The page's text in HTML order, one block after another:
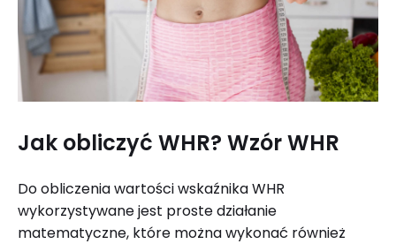
Jak obliczyć WHR? Wzór WHR
Do obliczenia wartości wskaźnika WHR
wykorzystywane jest proste działanie
matematyczne, które można wykonać również